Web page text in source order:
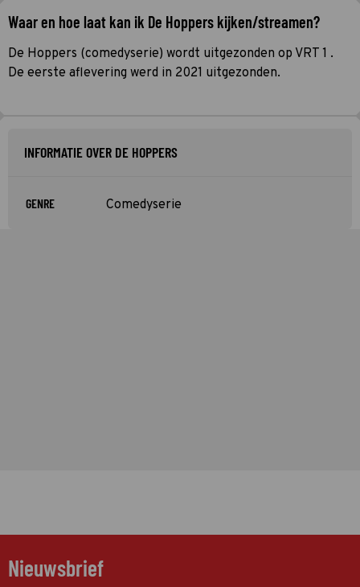
Waar en hoe laat kan ik De Hoppers kijken/streamen?
De Hoppers (comedyserie) wordt uitgezonden op VRT 1 .
De eerste aflevering werd in 2021 uitgezonden.
INFORMATIE OVER DE HOPPERS
GENRE Comedyserie
Nieuwsbrief